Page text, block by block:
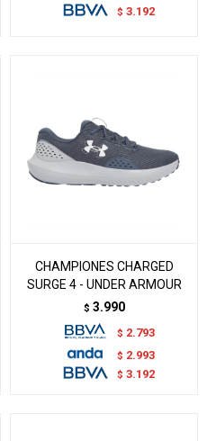
$ 3.192
CHAMPIONES CHARGED
SURGE 4 - UNDER ARMOUR
$ 3.990
$ 2.793
$ 2.993
$ 3.192